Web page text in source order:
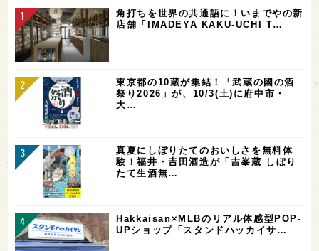
角打ちを世界の共通語に！いまでやの新
店舗「IMADEYA KAKU-UCHI T…
東京都の10蔵が集結！「武蔵の國の酒
祭り2026」が、10/3(土)に府中市・
大…
真夏にしぼりたてのおいしさを無料体
験！福井・𠮷田酒造が「吉峯蔵 しぼり
たて生酒無…
Hakkaisan×MLBのリアル体感型POP-
UPショップ「スタンドハッカイサ…